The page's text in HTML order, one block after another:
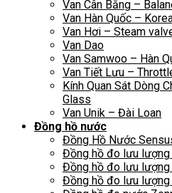
Van Cân Bằng –
Van Hàn Quốc –
Van Hơi – Steam
Van Dao
Van Samwoo – Hàn
Van Tiết Lưu –
Kính Quan Sát Dòng
Glass
Van Unik – Đài Loan
Đồng hồ nước
Đồng Hồ Nước
Đồng hồ đo lưu
Đồng hồ đo lưu lượng
Đồng hồ đo lưu lượng